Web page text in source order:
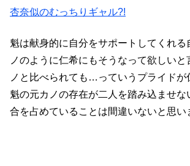
杏奈似のむっちりギャル?!
魁は献身的に自分をサポートしてくれる
ノのように仁希にもそうなって欲しいと
ノと比べられても…っていうプライドが
魁の元カノの存在が二人を踏み込ませな
合を占めていることは間違いないと思い